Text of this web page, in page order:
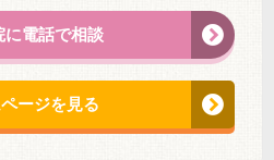
に電話で相談
ージを見る